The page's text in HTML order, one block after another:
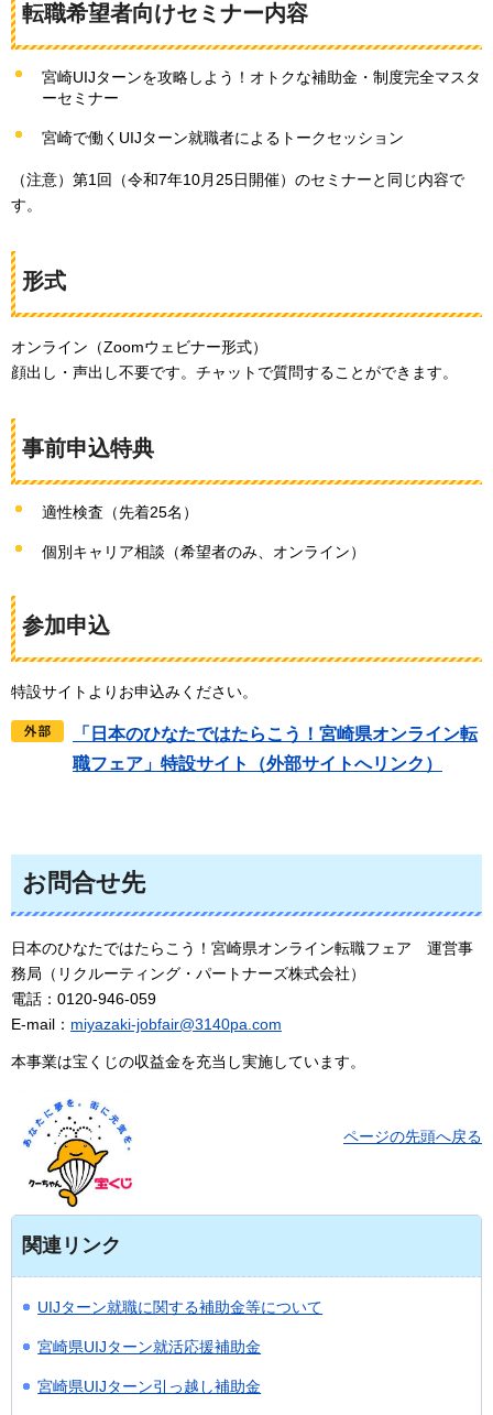
転職希望者向けセミナー内容
宮崎UIJターンを攻略しよう！オトクな補助金・制度完全マスタ
ーセミナー
宮崎で働くUIJターン就職者によるトークセッション
（注意）第1回（令和7年10月25日開催）のセミナーと同じ内容で
す。
形式
オンライン（Zoomウェビナー形式）
顔出し・声出し不要です。チャットで質問することができます。
事前申込特典
適性検査（先着25名）
個別キャリア相談（希望者のみ、オンライン）
参加申込
特設サイトよりお申込みください。
「日本のひなたではたらこう！宮崎県オンライン転
職フェア」特設サイト（外部サイトへリンク）
お問合せ先
日本のひなたではたらこう！宮崎県オンライン転職フェア
運営事
務局（リクルーティング・パートナーズ株式会社）
電話：0120-946-059
E-mail： miyazaki-jobfair@3140pa.com
本事業は宝くじの収益金を充当し実施しています。
ページの先頭へ戻る
関連リンク
UIJターン就職に関する補助金等について
宮崎県UIJターン就活応援補助金
宮崎県UIJターン引っ越し補助金